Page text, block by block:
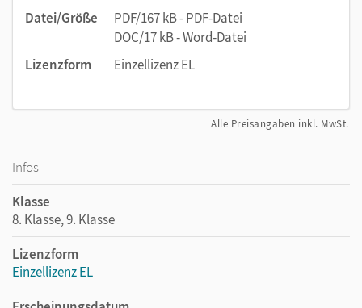
Datei/Größe
PDF/167 kB - PDF-Datei
DOC/17 kB - Word-Datei
Lizenzform
Einzellizenz EL
Alle Preisangaben inkl. MwSt.
Infos
Klasse
8. Klasse, 9. Klasse
Lizenzform
Einzellizenz EL